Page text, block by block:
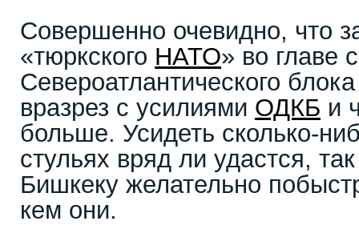
Совершенно очевидно, что
«тюркского НАТО» во главе
Североатлантического
вразрез с усилиями ОДКБ и
больше. Усидеть сколько-
стульях вряд ли удастся,
Бишкеку желательно
кем они.